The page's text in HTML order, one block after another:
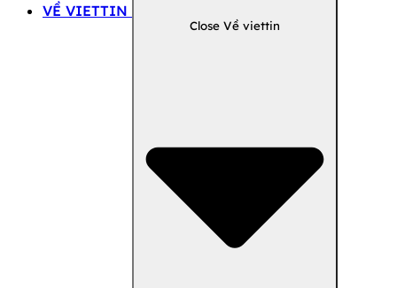
VỀ VIETTIN
Close Về viettin